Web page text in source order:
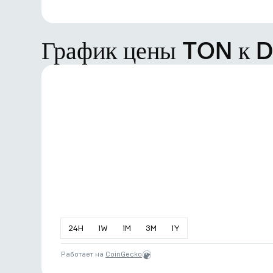
График цены TON к
24H 1W 1M 3M 1Y
Работает на CoinGecko